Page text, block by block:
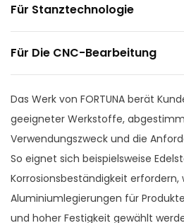
Für Stanztechnologie
Für Die CNC-Bearbeitung
Das Werk von FORTUNA berät
geeigneter Werkstoffe,
Verwendungszweck und die
So eignet sich beispielsweise
Korrosionsbeständigkeit erfordern,
Aluminiumlegierungen für
und hoher Festigkeit gewählt